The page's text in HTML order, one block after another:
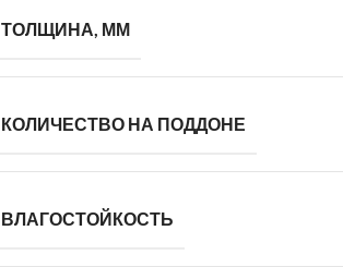
ТОЛЩИНА, ММ
КОЛИЧЕСТВО НА ПОДДОНЕ
ВЛАГОСТОЙКОСТЬ